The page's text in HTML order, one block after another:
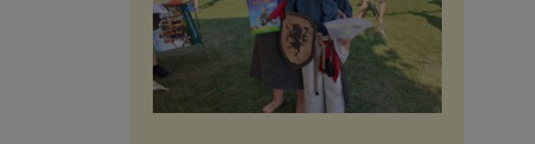
Videos
Veranstaltungen